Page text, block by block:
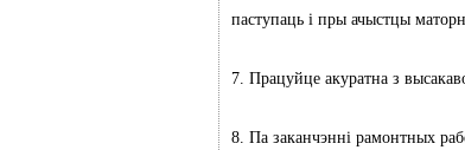
паступаць і пры ачыстцы
7. Працуйце акуратна з
8. Па заканчэнні рамонтных